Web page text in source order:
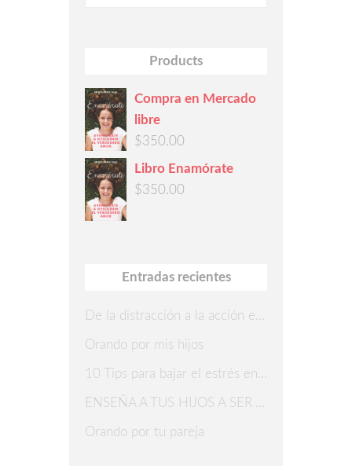
Products
Compra en Mercado
libre
$350.00
Libro Enamórate
$350.00
Entradas recientes
De la distracción a la acción en 7 pasos
Orando por mis hijos
10 Tips para bajar el estrés en Navidad
ENSEÑA A TUS HIJOS A SER AGRADECIDOS
Orando por tu pareja